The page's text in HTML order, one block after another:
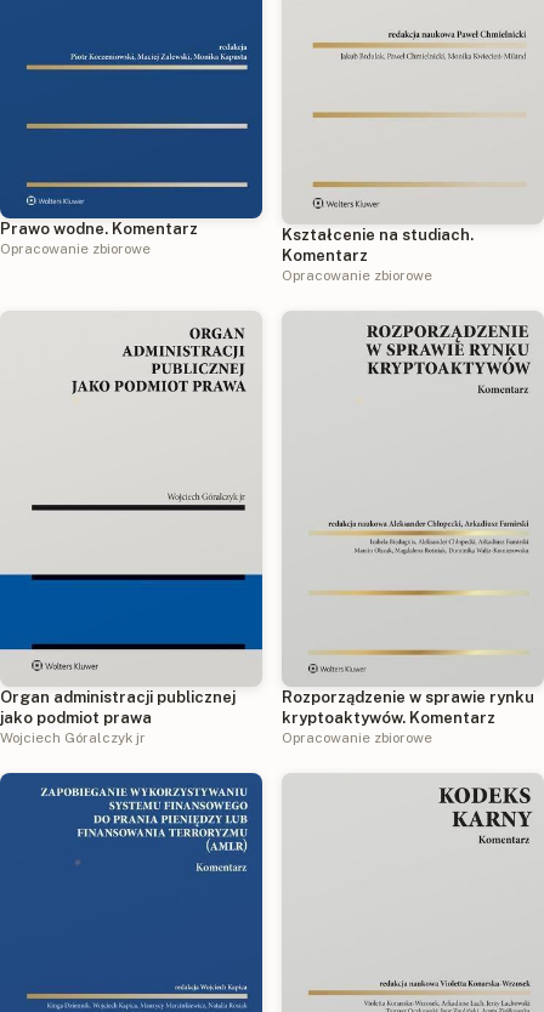
Prawo wodne. Komentarz
Opracowanie zbiorowe
Kształcenie na studiach.
Komentarz
Opracowanie zbiorowe
Organ administracji publicznej
jako podmiot prawa
Wojciech Góralczyk jr
Rozporządzenie w sprawie rynku
kryptoaktywów. Komentarz
Opracowanie zbiorowe